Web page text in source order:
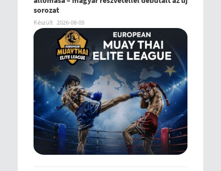
sorozat
Készült 2026-08-05